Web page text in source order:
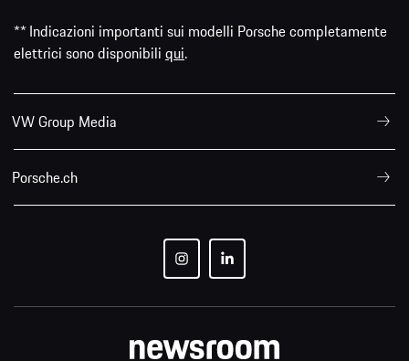
** Indicazioni importanti sui modelli Porsche completamente
elettrici sono disponibili qui.
VW Group Media
Porsche.ch